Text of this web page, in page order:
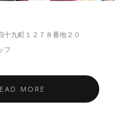
十九町１２７８番地２０
フ
MORE